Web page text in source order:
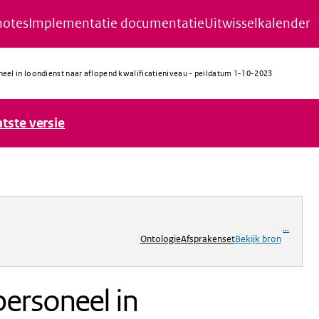
Implementatie documentatieUitwisselkalender
in loondienst naar aflopend kwalificatieniveau - peildatum 1-10-2023
versie
OntologieAfsprakensetBekijk bron
...
in